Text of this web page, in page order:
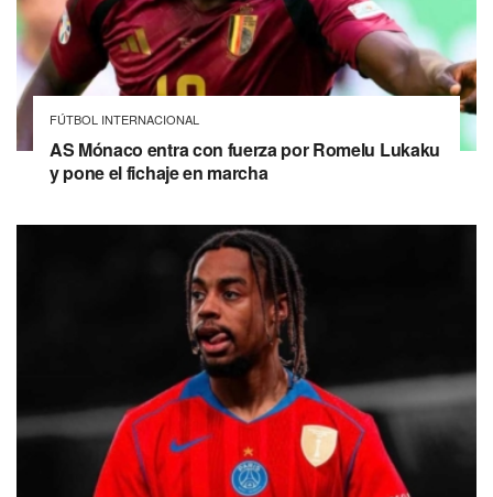
FÚTBOL INTERNACIONAL
AS Mónaco entra con fuerza por Romelu Lukaku
y pone el fichaje en marcha